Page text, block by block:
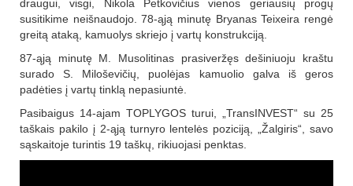
draugui, visgi, Nikola Petkovičius vienos geriausių progų
susitikime neišnaudojo. 78-ąją minutę Bryanas Teixeira rengė
greitą ataką, kamuolys skriejo į vartų konstrukciją.
87-ąją minutę M. Musolitinas prasiveržęs dešiniuoju kraštu
surado S. Miloševičių, puolėjas kamuolio galva iš geros
padėties į vartų tinklą nepasiuntė.
Pasibaigus 14-ajam TOPLYGOS turui, „TransINVEST“ su 25
taškais pakilo į 2-ąją turnyro lentelės poziciją, „Žalgiris“, savo
sąskaitoje turintis 19 taškų, rikiuojasi penktas.